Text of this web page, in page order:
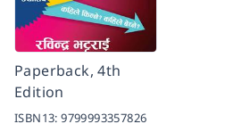
Paperback, 4th
Edition
ISBN13:9799993357826